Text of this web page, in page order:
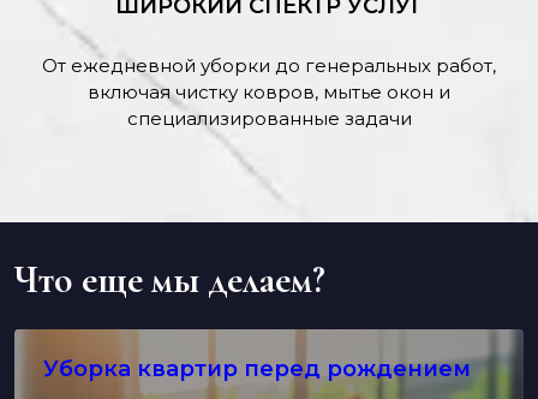
ШИРОКИЙ СПЕКТР УСЛУГ
От ежедневной уборки до генеральных работ,
включая чистку ковров, мытье окон и
специализированные задачи
Что еще мы делаем?
Уборка квартир перед рождением